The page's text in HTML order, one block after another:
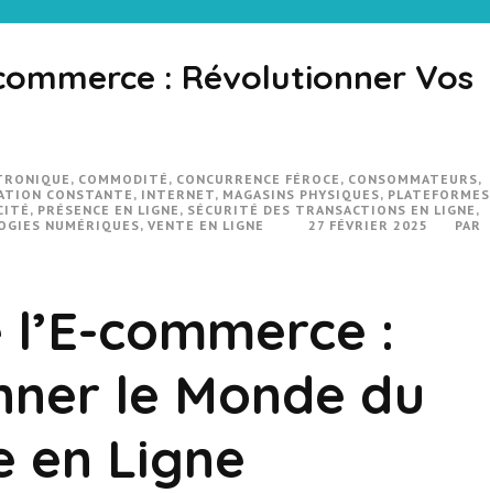
: Révolutionner Vos
, COMMODITÉ , CONCURRENCE FÉROCE , CONSOMMATEURS,
CONSTANTE , INTERNET, MAGASINS PHYSIQUES, PLATEFORMES
, PRÉSENCE EN LIGNE , SÉCURITÉ DES TRANSACTIONS EN LIGNE ,
NUMÉRIQUES, VENTE EN LIGNE 27 FÉVRIER 2025
PAR
l’E-commerce :
le Monde du
en Ligne